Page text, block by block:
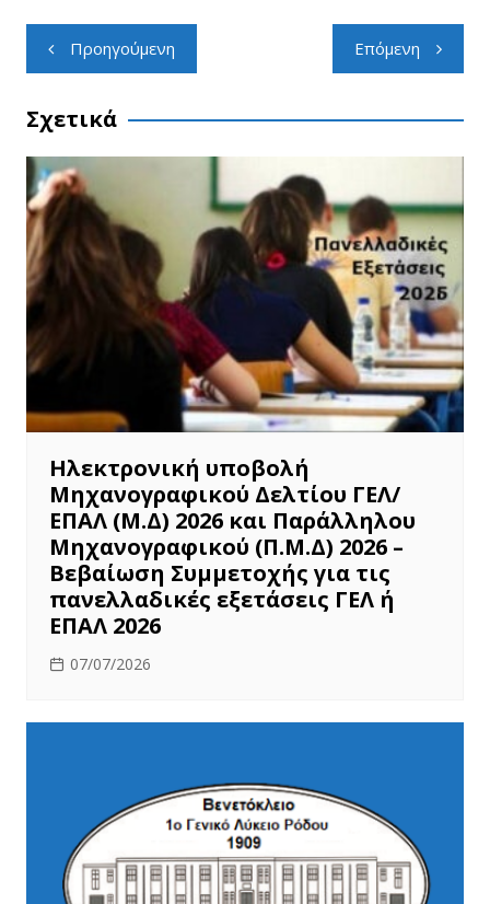
Προηγούμενη Επόμενη
Σχετικά
Ηλεκτρονική υποβολή
Μηχανογραφικού Δελτίου ΓΕΛ/
ΕΠΑΛ (Μ.Δ) 2026 και Παράλληλου
Μηχανογραφικού (Π.Μ.Δ) 2026 –
Βεβαίωση Συμμετοχής για τις
πανελλαδικές εξετάσεις ΓΕΛ ή
ΕΠΑΛ 2026
07/07/2026